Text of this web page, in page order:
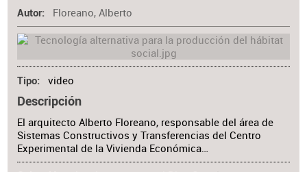
Autor Floreano, Alberto
Tipo video
Descripción
El arquitecto Alberto Floreano, responsable del área de
Sistemas Constructivos y Transferencias del Centro
Experimental de la Vivienda Económica…